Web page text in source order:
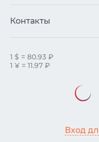
Контакты
1 $ = 80.93 ₽
1 ¥ = 11.97 ₽
Вход